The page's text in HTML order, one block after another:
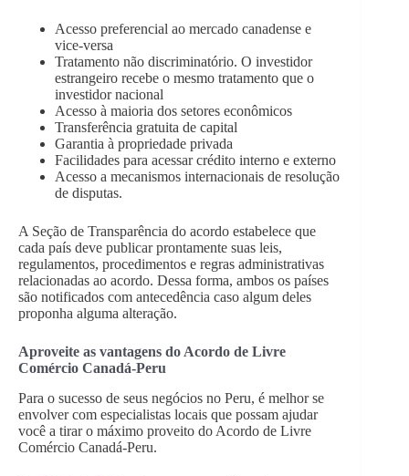
Acesso preferencial ao mercado canadense e
vice-versa
Tratamento não discriminatório. O investidor
estrangeiro recebe o mesmo tratamento que o
investidor nacional
Acesso à maioria dos setores econômicos
Transferência gratuita de capital
Garantia à propriedade privada
Facilidades para acessar crédito interno e externo
Acesso a mecanismos internacionais de resolução
de disputas.
A Seção de Transparência do acordo estabelece que
cada país deve publicar prontamente suas leis,
regulamentos, procedimentos e regras administrativas
relacionadas ao acordo. Dessa forma, ambos os países
são notificados com antecedência caso algum deles
proponha alguma alteração.
Aproveite as vantagens do Acordo de Livre
Comércio Canadá-Peru
Para o sucesso de seus negócios no Peru, é melhor se
envolver com especialistas locais que possam ajudar
você a tirar o máximo proveito do Acordo de Livre
Comércio Canadá-Peru.